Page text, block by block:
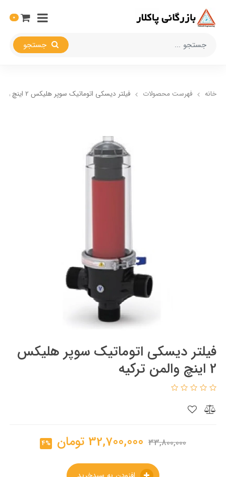
0
خانه فهرست محصولات فیلتر دیسکی اتوماتیک سوپر هلیکس 2 اینچ والمن ترکیه
فیلتر دیسکی اتوماتیک سوپر هلیکس
2 اینچ والمن ترکیه
33,800,000
32,700,000 تومان 4%